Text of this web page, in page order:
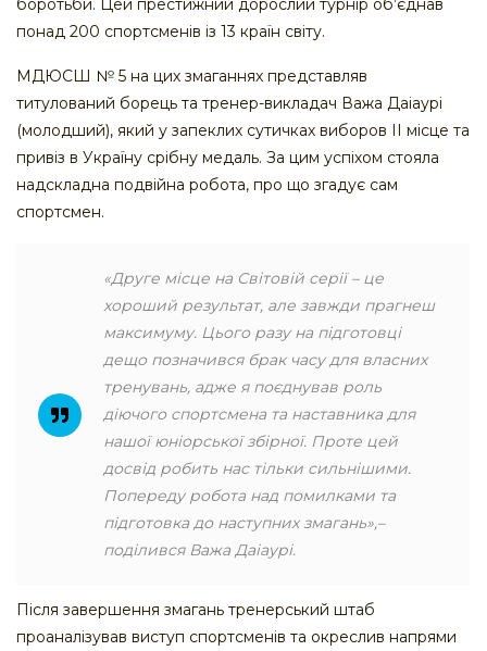
боротьби. Цей престижний дорослий турнір об’єднав
понад 200 спортсменів із 13 країн світу.
МДЮСШ № 5 на цих змаганнях представляв
титулований борець та тренер-викладач Важа Даіаурі
(молодший), який у запеклих сутичках виборов ІІ місце та
привіз в Україну срібну медаль. За цим успіхом стояла
надскладна подвійна робота, про що згадує сам
спортсмен.
«Друге місце на Світовій серії – це
хороший результат, але завжди прагнеш
максимуму. Цього разу на підготовці
дещо позначився брак часу для власних
тренувань, адже я поєднував роль
діючого спортсмена та наставника для
нашої юніорської збірної. Проте цей
досвід робить нас тільки сильнішими.
Попереду робота над помилками та
підготовка до наступних змагань»,–
поділився Важа Даіаурі.
Після завершення змагань тренерський штаб
проаналізував виступ спортсменів та окреслив напрями